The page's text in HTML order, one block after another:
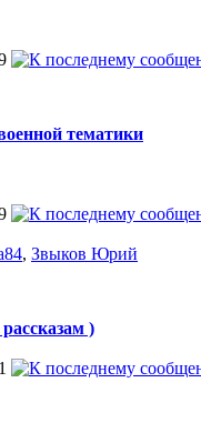
тематики
, Звыков Юрий
)